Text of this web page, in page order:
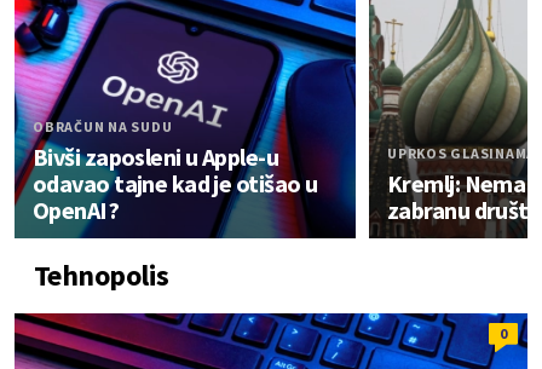
OBRAČUN NA SUDU
Bivši zaposleni u Apple-u
odavao tajne kad je otišao u
OpenAI?
UPRKOS GLASINAMA
Kremlj: Nema
zabranu
Tehnopolis
0